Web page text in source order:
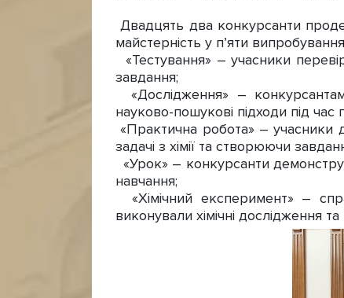
Двадцять два конкурсанти
майстерність у пʼяти
«Тестування» – учасники
завдання;
«Дослідження» – конкурсантам
науково-пошукові підходи під
«Практична робота» – учасники
задачі з хімії та створюючи
«Урок» – конкурсанти
навчання;
«Хімічний експеримент» –
виконували хімічні дослідження